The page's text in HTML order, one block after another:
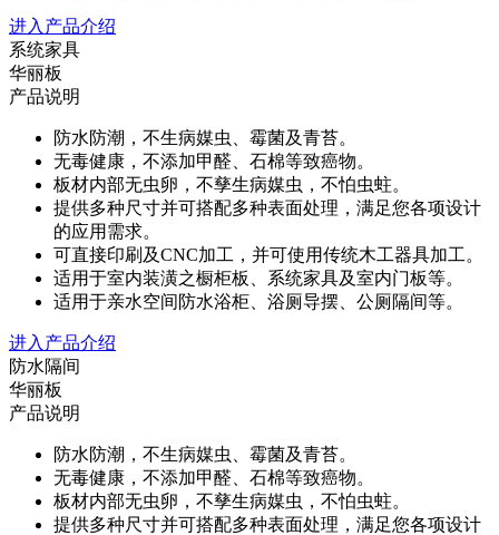
进入产品介绍
系统家具
华丽板
产品说明
防水防潮，不生病媒虫、霉菌及青苔。
无毒健康，不添加甲醛、石棉等致癌物。
板材内部无虫卵，不孳生病媒虫，不怕虫蛀。
提供多种尺寸并可搭配多种表面处理，满足您各项设计
的应用需求。
可直接印刷及CNC加工，并可使用传统木工器具加工。
适用于室内装潢之橱柜板、系统家具及室内门板等。
适用于亲水空间防水浴柜、浴厕导摆、公厕隔间等。
进入产品介绍
防水隔间
华丽板
产品说明
防水防潮，不生病媒虫、霉菌及青苔。
无毒健康，不添加甲醛、石棉等致癌物。
板材内部无虫卵，不孳生病媒虫，不怕虫蛀。
提供多种尺寸并可搭配多种表面处理，满足您各项设计